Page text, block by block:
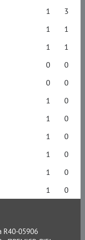
1
3
1
1
1
1
0
0
0
0
1
0
1
0
1
0
1
0
1
0
1 0
R40-05906